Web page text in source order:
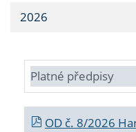
2026
Platné předpisy
OD č. 8/2026